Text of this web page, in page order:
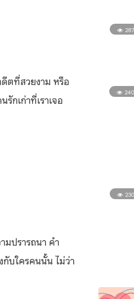
ตที่สวยงาม หรือ
กเก่าที่เราเจอ
ปรารถนา คำ
กับใครคนนั้น ไม่ว่า
287
240
230